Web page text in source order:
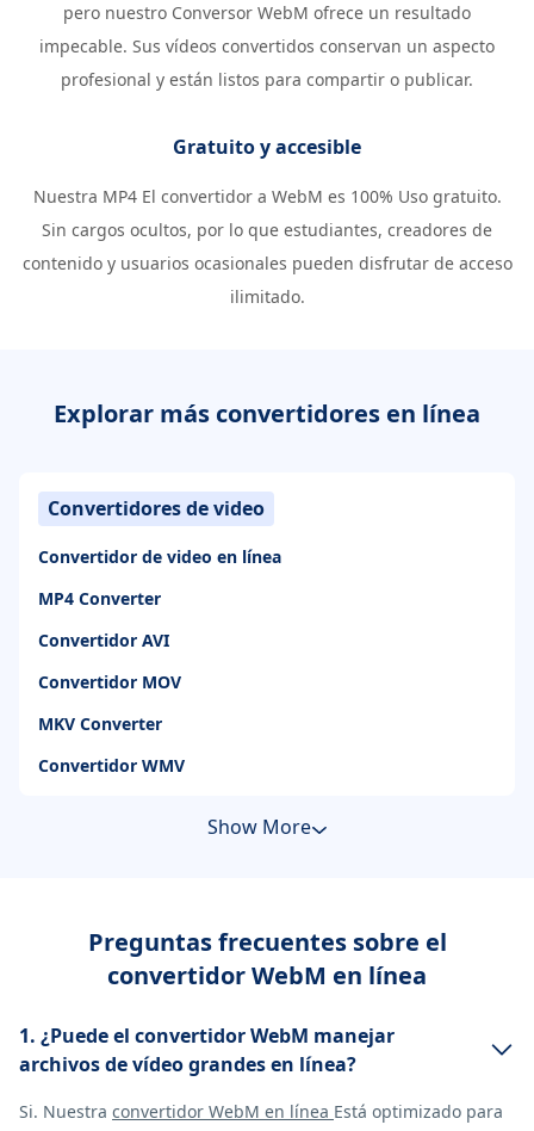
pero nuestro Conversor WebM ofrece un resultado
impecable. Sus vídeos convertidos conservan un aspecto
profesional y están listos para compartir o publicar.
Gratuito y accesible
Nuestra MP4 El convertidor a WebM es 100% Uso gratuito.
Sin cargos ocultos, por lo que estudiantes, creadores de
contenido y usuarios ocasionales pueden disfrutar de acceso
ilimitado.
Explorar más convertidores en línea
Convertidores de video
Convertidor de video en línea
MP4 Converter
Convertidor AVI
Convertidor MOV
MKV Converter
Convertidor WMV
Show More
Preguntas frecuentes sobre el
convertidor WebM en línea
1. ¿Puede el convertidor WebM manejar
archivos de vídeo grandes en línea?
Si. Nuestra convertidor WebM en línea Está optimizado para